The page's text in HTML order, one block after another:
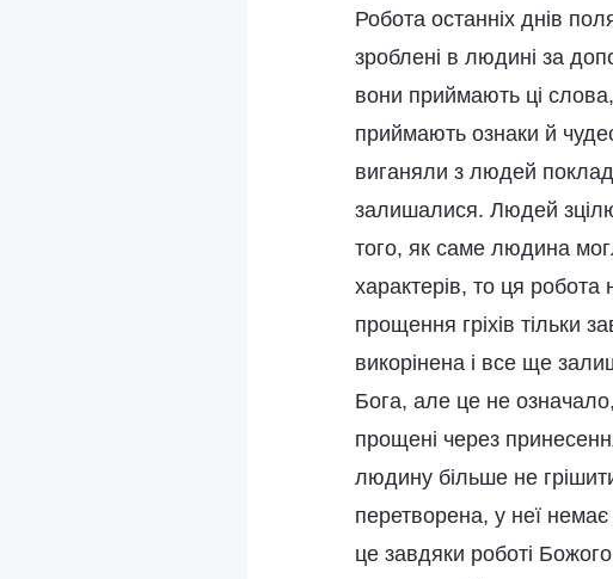
Робота останніх днів
зроблені в людині за
вони приймають ці
приймають ознаки й
виганяли з людей
залишалися. Людей
того, як саме людина
характерів, то ця
прощення гріхів тільки
викорінена і все ще
Бога, але це не
прощені через
людину більше не
перетворена, у неї
це завдяки роботі